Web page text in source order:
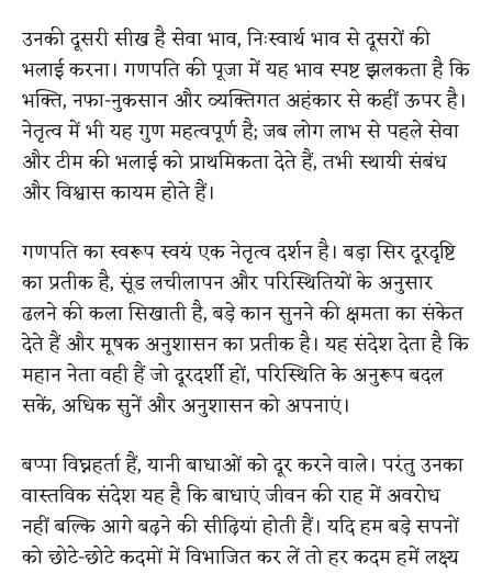
उनकी दूसरी सीख है सेवा भाव, निःस्वार्थ भाव से दूसरों की
भलाई करना। गणपति की पूजा में यह भाव स्पष्ट झलकता है कि
भक्ति, नफा-नुकसान और व्यक्तिगत अहंकार से कहीं ऊपर है।
नेतृत्व में भी यह गुण महत्वपूर्ण है; जब लोग लाभ से पहले सेवा
और टीम की भलाई को प्राथमिकता देते हैं, तभी स्थायी संबंध
और विश्वास कायम होते हैं।
गणपति का स्वरूप स्वयं एक नेतृत्व दर्शन है। बड़ा सिर दूरदृष्टि
का प्रतीक है, सूंड लचीलापन और परिस्थितियों के अनुसार
ढलने की कला सिखाती है, बड़े कान सुनने की क्षमता का संकेत
देते हैं और मूषक अनुशासन का प्रतीक है। यह संदेश देता है कि
महान नेता वही हैं जो दूरदर्शी हों, परिस्थिति के अनुरूप बदल
सकें, अधिक सुनें और अनुशासन को अपनाएं।
बप्पा विघ्नहर्ता हैं, यानी बाधाओं को दूर करने वाले। परंतु उनका
वास्तविक संदेश यह है कि बाधाएं जीवन की राह में अवरोध
नहीं बल्कि आगे बढ़ने की सीढ़ियां होती हैं। यदि हम बड़े सपनों
को छोटे-छोटे कदमों में विभाजित कर लें तो हर कदम हमें लक्ष्य